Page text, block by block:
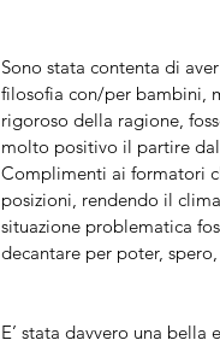
Sono stata contenta di
filosofia con/per bambini,
rigoroso della ragione,
molto positivo il partire
Complimenti ai formatori
posizioni, rendendo il
situazione problematica
decantare per poter,
E’ stata davvero una